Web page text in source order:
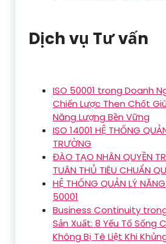
Dịch vụ Tư vấn
ISO 50001 trong Doanh
Chiến Lược Then Chốt
Năng Lượng Bền Vững
ISO 14001 HỆ THỐNG
TRƯỜNG
ĐÀO TẠO NHÂN QUYỀN
TUÂN THỦ TIÊU CHUẨN
HỆ THỐNG QUẢN LÝ
50001
Business Continuity
Sản Xuất: 8 Yếu Tố Sống
Không Bị Tê Liệt Khi